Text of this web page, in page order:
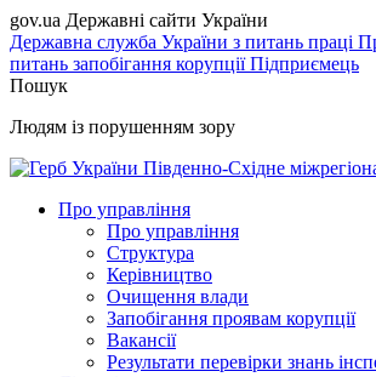
gov.ua Державні сайти України
Державна служба України з питань праці
питань запобігання корупціїПідприємець
Пошук
Людям із порушенням зору
Південно-Східне
Про управління
Про управління
Структура
Керівництво
Очищення влади
Запобігання проявам корупції
Вакансії
Результати перевірки знань